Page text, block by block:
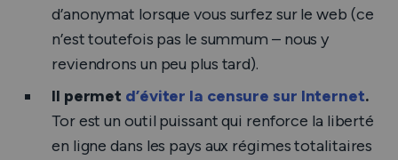
d’anonymat lorsque vous surfez sur le web (ce
n’est toutefois pas le summum – nous y
reviendrons un peu plus tard).
Il permet d’éviter la censure sur Internet.
Tor est un outil puissant qui renforce la liberté
en ligne dans les pays aux régimes totalitaires